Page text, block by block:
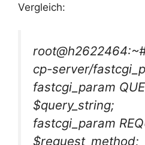
Vergleich:
cp-server/
fastcgi_param
$query_string;
fastcgi_param
$request_method;